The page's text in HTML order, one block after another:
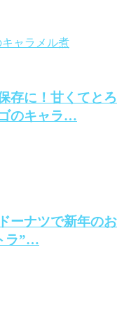
存に！甘くてとろ
のキャラ…
ーナツで新年のお
ラ”…